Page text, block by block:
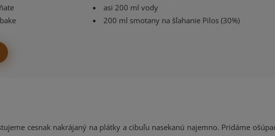
asi 200 ml vody
200 ml smotany na šľahanie Pilos (30%)
cesnak nakrájaný na plátky a cibuľu nasekanú najemno. Pridáme